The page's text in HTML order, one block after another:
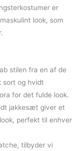
er
look, som
stilen fra en af de
sort og hvidt
for det fulde look.
jakkesæt giver et
perfekt til enhver
tilbyder vi